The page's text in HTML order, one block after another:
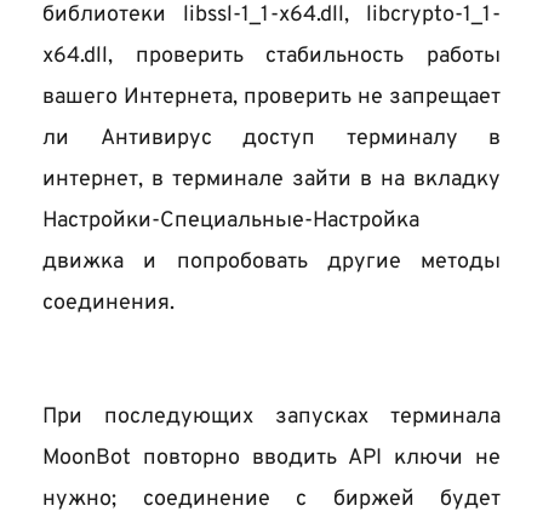
библиотеки libssl-1_1-x64.dll, libcrypto-1_1-
x64.dll, проверить стабильность работы
вашего Интернета, проверить не запрещает
ли Антивирус доступ терминалу в
интернет, в терминале зайти в на вкладку
Настройки-Специальные-Настройка
движка и попробовать другие методы
соединения.
При последующих запусках терминала
MoonBot повторно вводить API ключи не
нужно; соединение с биржей будет